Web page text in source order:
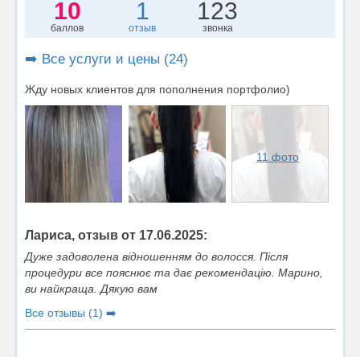
10
баллов
1
отзыв
123
звонка
➡️ Все услуги и цены (24)
Жду новых клиентов для пополнения портфолио)
11 фото
Лариса, отзыв от 17.06.2025:
Дуже задоволена відношенням до волосся. Після
процедури все пояснює та дає рекомендацію. Марино,
ви найкраща. Дякую вам
Все отзывы (1) ➡️